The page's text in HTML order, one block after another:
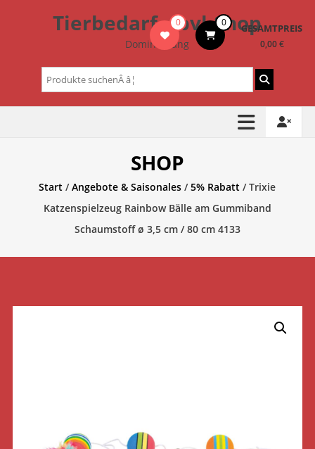
Tierbedarf – bvl-Shop
Dominik Lang
0 0 GESAMTPREIS
0,00 €
Suchen
nach:
SHOP
Start /Angebote & Saisonales /5% Rabatt / Trixie
Katzenspielzeug Rainbow Bälle am Gummiband
Schaumstoff ø 3,5 cm / 80 cm 4133